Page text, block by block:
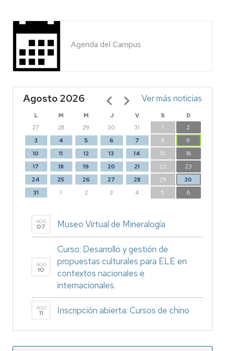
Agenda del Campus
Agosto 2026
L M M J V S
D
27
28 29 30 31 1
2
3
4 5 6 7 8
9
10
11 12 13 14 15
16
17
18 19 20 21 22
23
24
25 26 27 28 29
30
31
1 2 3 4 5 6
Paginación Ver más noticias
AGO
07 Museo Virtual de Mineralogía
AGO
10
Curso: Desarrollo y gestión de
propuestas culturales para ELE en
contextos nacionales e
internacionales.
AGO
11 Inscripción abierta: Cursos de chino